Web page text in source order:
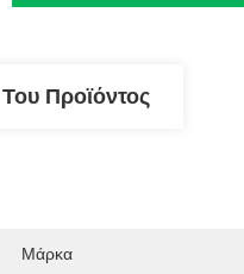
Προϊόντος
Μάρκα